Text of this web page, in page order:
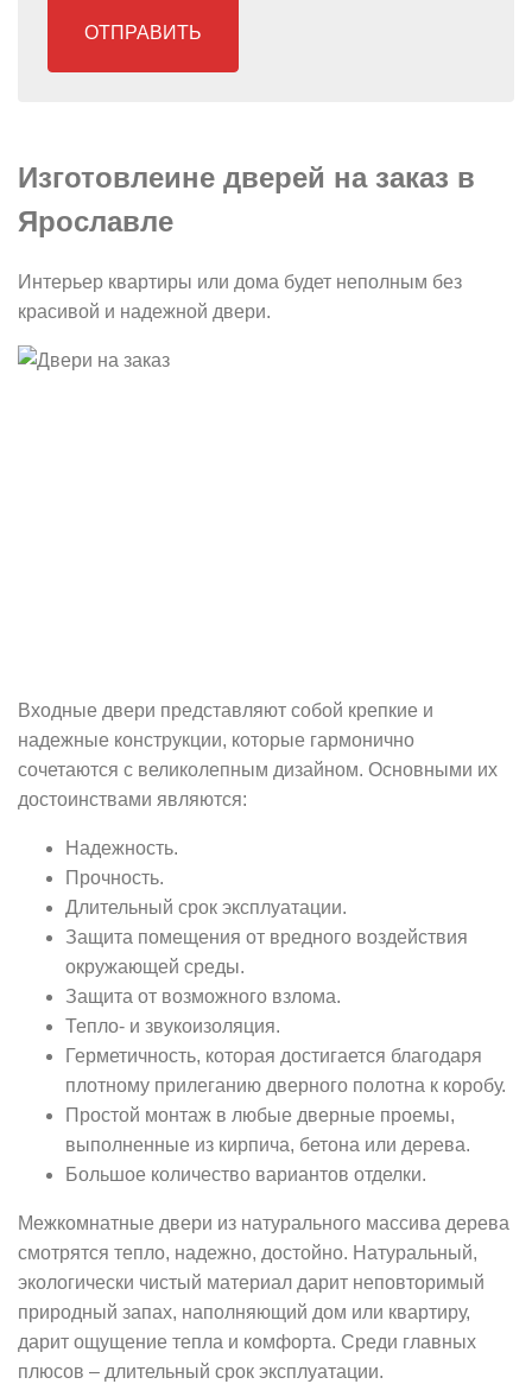
ОТПРАВИТЬ
Изготовлеине дверей на заказ в
Ярославле
Интерьер квартиры или дома будет неполным без
красивой и надежной двери.
Входные двери представляют собой крепкие и
надежные конструкции, которые гармонично
сочетаются с великолепным дизайном. Основными их
достоинствами являются:
Надежность.
Прочность.
Длительный срок эксплуатации.
Защита помещения от вредного воздействия
окружающей среды.
Защита от возможного взлома.
Тепло- и звукоизоляция.
Герметичность, которая достигается благодаря
плотному прилеганию дверного полотна к коробу.
Простой монтаж в любые дверные проемы,
выполненные из кирпича, бетона или дерева.
Большое количество вариантов отделки.
Межкомнатные двери из натурального массива дерева
смотрятся тепло, надежно, достойно. Натуральный,
экологически чистый материал дарит неповторимый
природный запах, наполняющий дом или квартиру,
дарит ощущение тепла и комфорта. Среди главных
плюсов – длительный срок эксплуатации.